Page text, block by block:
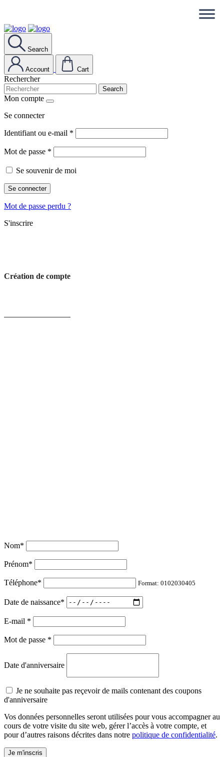
Search
Account Cart
Rechercher
Search
Mon compte
Se connecter
Identifiant ou e-mail *
Mot de passe *
Se souvenir de moi
Se connecter
Mot de passe perdu ?
S'inscrire
Création de compte
Nom*
Prénom*
Téléphone* Format: 0102030405
Date de naissance*
E-mail *
Mot de passe *
Date d'anniversaire
Je ne souhaite pas reçevoir de mails contenant des coupons
d'anniversaire
Vos données personnelles seront utilisées pour vous accompagner au
cours de votre visite du site web, gérer l’accès à votre compte, et
pour d’autres raisons décrites dans notre politique de confidentialité.
Je m'inscris